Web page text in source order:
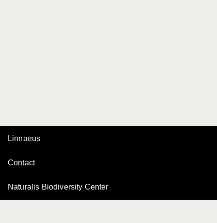
Linnaeus
Contact
Naturalis Biodiversity Center